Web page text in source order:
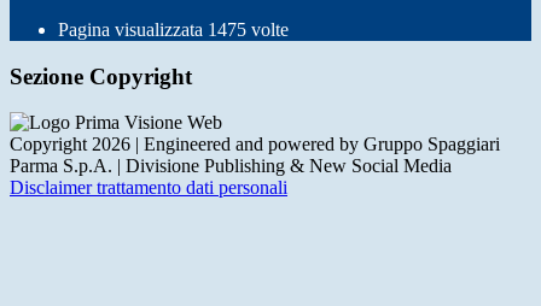
Pagina visualizzata 1475 volte
Sezione Copyright
Copyright 2026 | Engineered and powered by Gruppo Spaggiari
Parma S.p.A. | Divisione Publishing & New Social Media
Disclaimer trattamento dati personali